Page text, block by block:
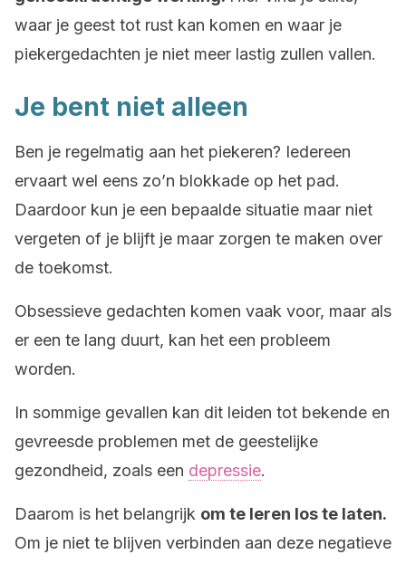
waar je geest tot rust kan komen en waar je
piekergedachten je niet meer lastig zullen vallen.
Je bent niet alleen
Ben je regelmatig aan het piekeren? Iedereen
ervaart wel eens zo’n blokkade op het pad.
Daardoor kun je een bepaalde situatie maar niet
vergeten of je blijft je maar zorgen te maken over
de toekomst.
Obsessieve gedachten komen vaak voor, maar als
er een te lang duurt, kan het een probleem
worden.
In sommige gevallen kan dit leiden tot bekende en
gevreesde problemen met de geestelijke
gezondheid, zoals een depressie.
Daarom is het belangrijk om te leren los te laten.
Om je niet te blijven verbinden aan deze negatieve